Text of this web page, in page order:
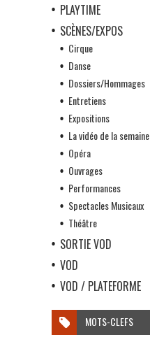
PLAYTIME
SCÈNES/EXPOS
Cirque
Danse
Dossiers/Hommages
Entretiens
Expositions
La vidéo de la semaine
Opéra
Ouvrages
Performances
Spectacles Musicaux
Théâtre
SORTIE VOD
VOD
VOD / PLATEFORME
MOTS-CLEFS